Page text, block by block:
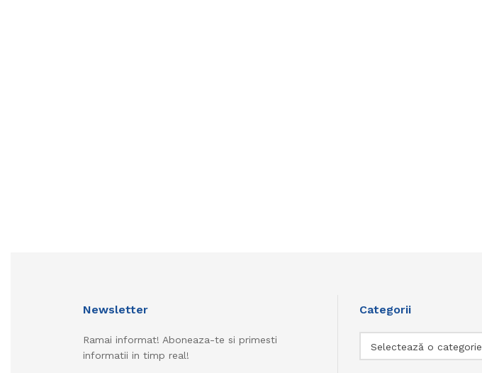
Newsletter
Ramai informat! Aboneaza-te si primesti
informatii in timp real!
Categorii
Selectează o categorie